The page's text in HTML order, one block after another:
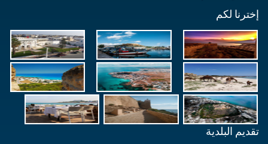
إخترنا لكم
تقديم البلدية